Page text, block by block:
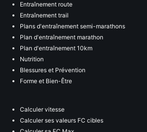
Entraînement route
Entraînement trail
Plans d'entraînement semi-marathons
Plan d'entraînement marathon
Plan d'entraînement 10km
Nutrition
Blessures et Prévention
Forme et Bien-Être
Calculer vitesse
Calculer ses valeurs FC cibles